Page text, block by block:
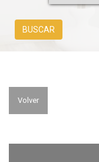
BUSCAR
Volver